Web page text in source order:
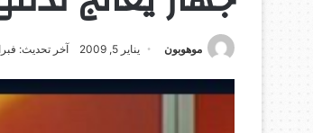
موهوبون يناير 5, 2009 آخر تحديث: فبراير 2,